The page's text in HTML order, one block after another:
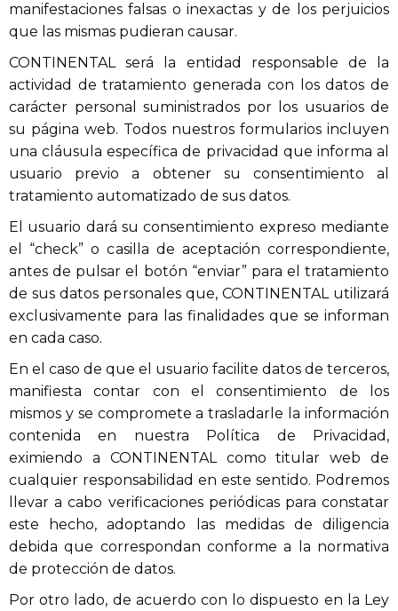
manifestaciones falsas o inexactas y de los perjuicios
que las mismas pudieran causar.
CONTINENTAL será la entidad responsable de la
actividad de tratamiento generada con los datos de
carácter personal suministrados por los usuarios de
su página web. Todos nuestros formularios incluyen
una cláusula específica de privacidad que informa al
usuario previo a obtener su consentimiento al
tratamiento automatizado de sus datos.
El usuario dará su consentimiento expreso mediante
el “check” o casilla de aceptación correspondiente,
antes de pulsar el botón “enviar” para el tratamiento
de sus datos personales que, CONTINENTAL utilizará
exclusivamente para las finalidades que se informan
en cada caso.
En el caso de que el usuario facilite datos de terceros,
manifiesta contar con el consentimiento de los
mismos y se compromete a trasladarle la información
contenida en nuestra Política de Privacidad,
eximiendo a CONTINENTAL como titular web de
cualquier responsabilidad en este sentido. Podremos
llevar a cabo verificaciones periódicas para constatar
este hecho, adoptando las medidas de diligencia
debida que correspondan conforme a la normativa
de protección de datos.
Por otro lado, de acuerdo con lo dispuesto en la Ley